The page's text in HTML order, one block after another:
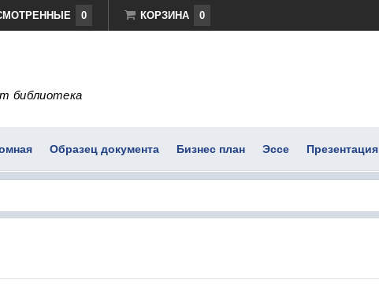
0 КОРЗИНА 0
библиотека
Образец документа Бизнес план Эссе Презентация